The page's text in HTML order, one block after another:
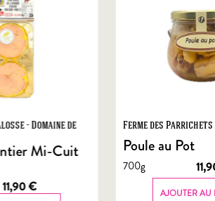
- Domaine de
Mi-Cuit
11,90€
Ferme des Parrichets
Poule au Pot
700g
AJOUTER AU